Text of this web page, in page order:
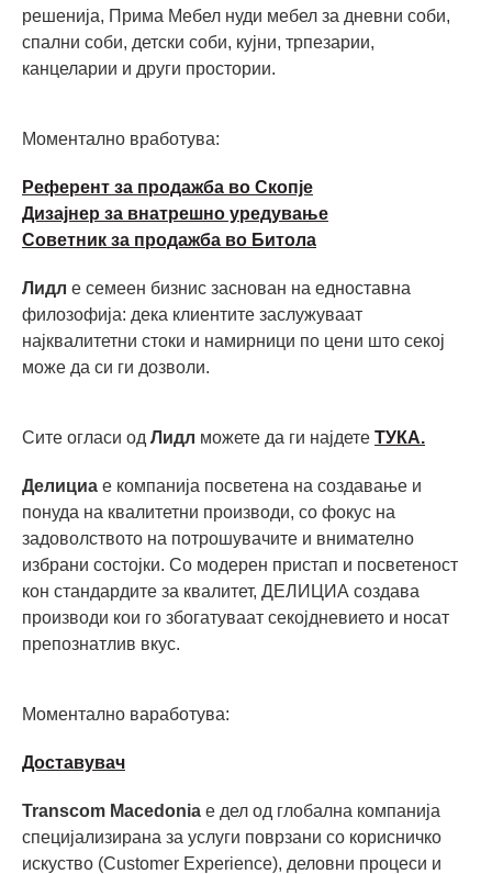
решенија, Прима Мебел нуди мебел за дневни соби,
спални соби, детски соби, кујни, трпезарии,
канцеларии и други простории.
Моментално вработува:
Референт за продажба во Скопје
Дизајнер за внатрешно уредување
Советник за продажба во Битола
Лидл е семеен бизнис заснован на едноставна
филозофија: дека клиентите заслужуваат
најквалитетни стоки и намирници по цени што секој
може да си ги дозволи.
Сите огласи од Лидл можете да ги најдете ТУКА.
Делициа е компанија посветена на создавање и
понуда на квалитетни производи, со фокус на
задоволството на потрошувачите и внимателно
избрани состојки. Со модерен пристап и посветеност
кон стандардите за квалитет, ДЕЛИЦИА создава
производи кои го збогатуваат секојдневието и носат
препознатлив вкус.
Моментално ваработува:
Доставувач
Transcom Macedonia е дел од глобална компанија
специјализирана за услуги поврзани со корисничко
искуство (Customer Experience), деловни процеси и